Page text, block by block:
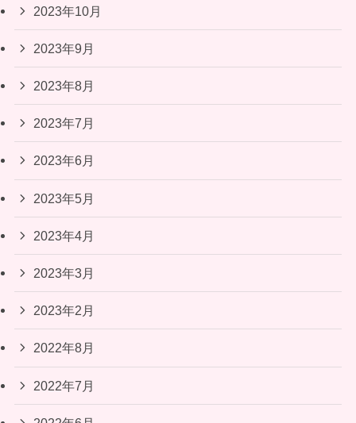
2023年10月
2023年9月
2023年8月
2023年7月
2023年6月
2023年5月
2023年4月
2023年3月
2023年2月
2022年8月
2022年7月